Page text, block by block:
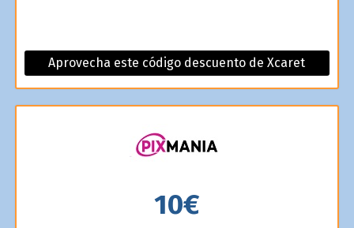
Aprovecha este código descuento de Xcaret
10€